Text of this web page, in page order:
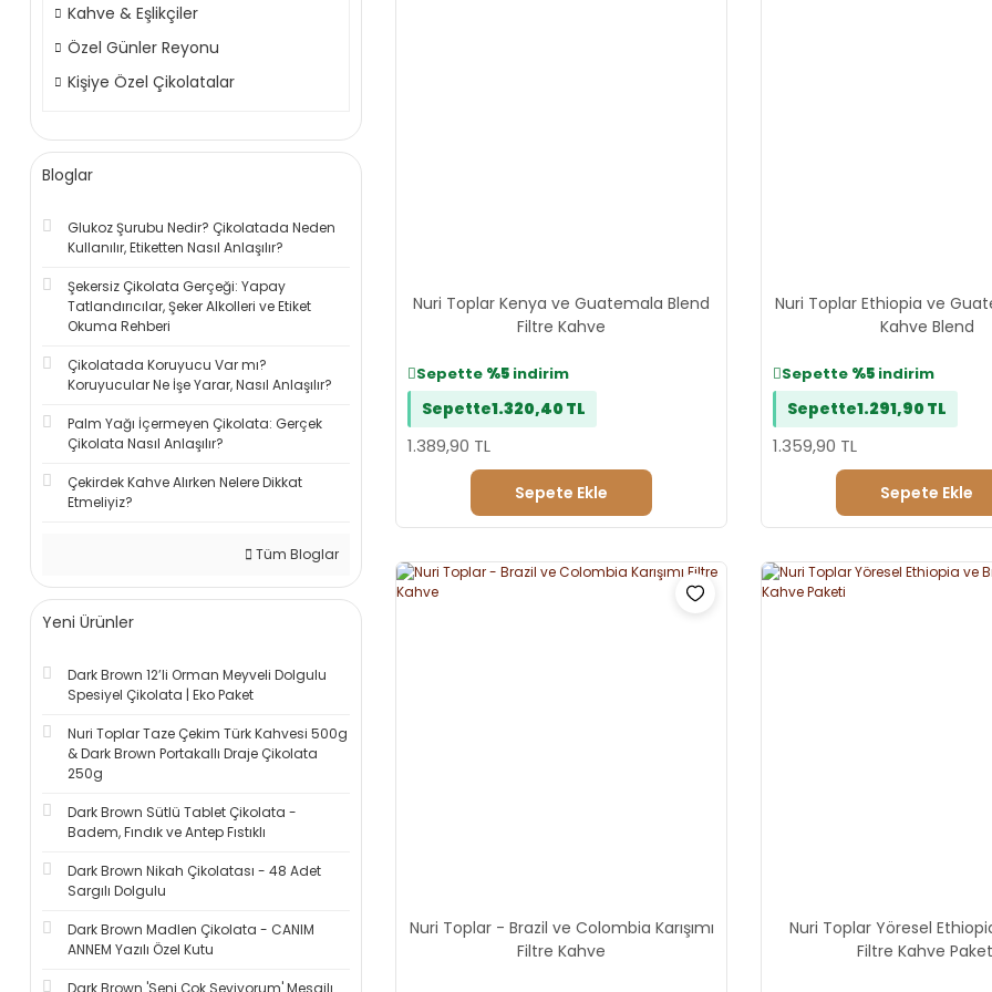
Kahve & Eşlikçiler
Özel Günler Reyonu
Kişiye Özel Çikolatalar
Bloglar
Glukoz Şurubu Nedir? Çikolatada Neden
Kullanılır, Etiketten Nasıl Anlaşılır?
Şekersiz Çikolata Gerçeği: Yapay
Tatlandırıcılar, Şeker Alkolleri ve Etiket
Okuma Rehberi
Çikolatada Koruyucu Var mı?
Koruyucular Ne İşe Yarar, Nasıl Anlaşılır?
Palm Yağı İçermeyen Çikolata: Gerçek
Çikolata Nasıl Anlaşılır?
Çekirdek Kahve Alırken Nelere Dikkat
Etmeliyiz?
Tüm Bloglar
Yeni Ürünler
Dark Brown 12’li Orman Meyveli Dolgulu
Spesiyel Çikolata | Eko Paket
Nuri Toplar Taze Çekim Türk Kahvesi 500g
& Dark Brown Portakallı Draje Çikolata
250g
Dark Brown Sütlü Tablet Çikolata -
Badem, Fındık ve Antep Fıstıklı
Dark Brown Nikah Çikolatası - 48 Adet
Sargılı Dolgulu
Dark Brown Madlen Çikolata - CANIM
ANNEM Yazılı Özel Kutu
Dark Brown 'Seni Çok Seviyorum' Mesajlı
Nuri Toplar Kenya ve Guatemala Blend
Filtre Kahve
Sepette %5 indirim
Sepette1.320,40 TL
1.389,90 TL
Sepete Ekle
Nuri Toplar Ethiopia ve
Kahve Blend
Sepette %5 indirim
Sepette1.291,90 TL
1.359,90 TL
Sepete Ekle
Nuri Toplar - Brazil ve Colombia Karışımı
Filtre Kahve
Nuri Toplar Yöresel
Filtre Kahve